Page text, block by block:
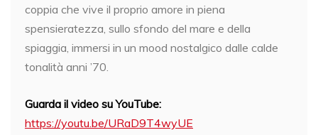
coppia che vive il proprio amore in piena
spensieratezza, sullo sfondo del mare e della
spiaggia, immersi in un mood nostalgico dalle calde
tonalità anni ’70.
Guarda il video su YouTube:
https://youtu.be/URaD9T4wyUE